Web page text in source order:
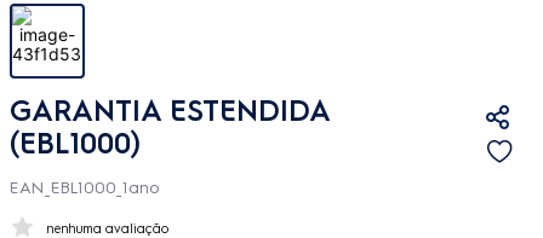
GARANTIA ESTENDIDA
(EBL1000)
EAN_EBL1000_1ano
nenhuma avaliação